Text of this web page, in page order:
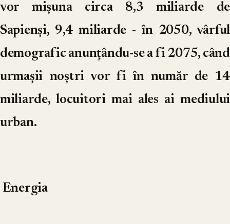
vor mişuna circa 8,3 miliarde de
Sapienşi, 9,4 miliarde - în 2050, vârful
demografic anunţându-se a fi 2075, când
urmaşii noştri vor fi în număr de 14
miliarde, locuitori mai ales ai mediului
urban.
Energia